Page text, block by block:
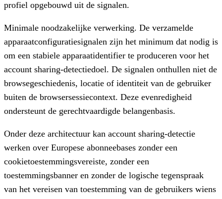
profiel opgebouwd uit de signalen.
Minimale noodzakelijke verwerking. De verzamelde
apparaatconfiguratiesignalen zijn het minimum dat nodig is
om een stabiele apparaatidentifier te produceren voor het
account sharing-detectiedoel. De signalen onthullen niet de
browsegeschiedenis, locatie of identiteit van de gebruiker
buiten de browsersessiecontext. Deze evenredigheid
ondersteunt de gerechtvaardigde belangenbasis.
Onder deze architectuur kan account sharing-detectie
werken over Europese abonneebases zonder een
cookietoestemmingsvereiste, zonder een
toestemmingsbanner en zonder de logische tegenspraak
van het vereisen van toestemming van de gebruikers wiens